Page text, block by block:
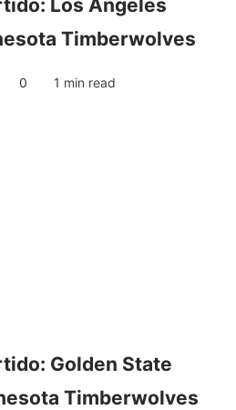
Los Angeles
Timberwolves
0 1 min read
Golden State
Timberwolves